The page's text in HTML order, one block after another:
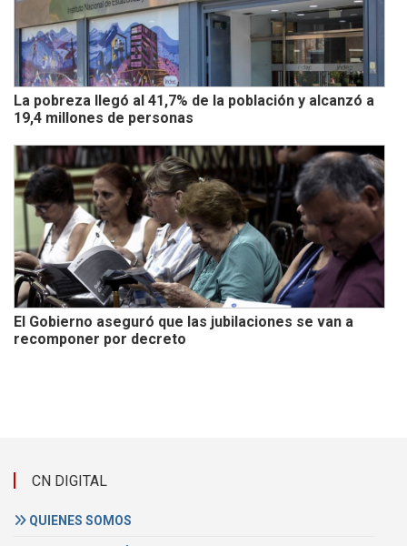
La pobreza llegó al 41,7% de la población y alcanzó a
19,4 millones de personas
El Gobierno aseguró que las jubilaciones se van a
recomponer por decreto
CN DIGITAL
QUIENES SOMOS